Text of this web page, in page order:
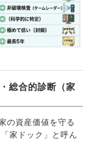
総合的診断（家
の資産価値を守る
家ドック」と呼ん